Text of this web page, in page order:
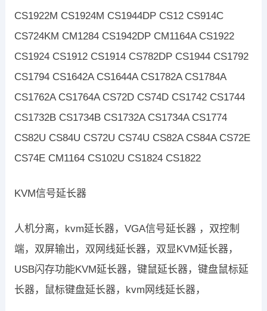
CS1922M CS1924M CS1944DP CS12 CS914C
CS724KM CM1284 CS1942DP CM1164A CS1922
CS1924 CS1912 CS1914 CS782DP CS1944 CS1792
CS1794 CS1642A CS1644A CS1782A CS1784A
CS1762A CS1764A CS72D CS74D CS1742 CS1744
CS1732B CS1734B CS1732A CS1734A CS1774
CS82U CS84U CS72U CS74U CS82A CS84A CS72E
CS74E CM1164 CS102U CS1824 CS1822
KVM信号延长器
人机分离，kvm延长器，VGA信号延长器 ，双控制
端，双屏输出，双网线延长器，双显KVM延长器，
USB闪存功能KVM延长器，键鼠延长器，键盘鼠标延
长器，鼠标键盘延长器，kvm网线延长器，